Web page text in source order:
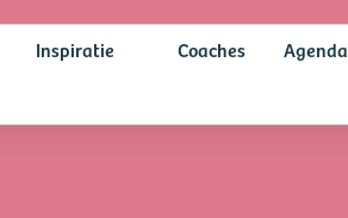
Inspiratie Coaches Agenda